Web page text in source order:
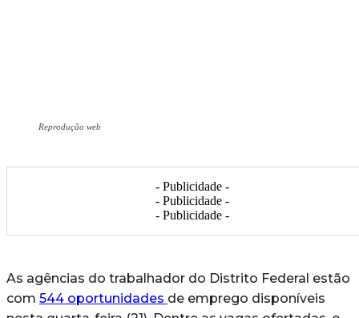
Reprodução web
- Publicidade -
- Publicidade -
- Publicidade -
As agências do trabalhador do Distrito Federal estão
com 544 oportunidades de emprego disponíveis